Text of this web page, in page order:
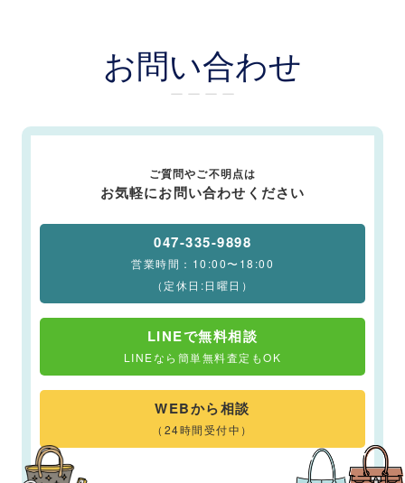
お問い合わせ
ー ー ー ー
ご質問やご不明点は
お気軽にお問い合わせください
047-335-9898
営業時間：10:00〜18:00
（定休日:日曜日）
LINEで無料相談
LINEなら簡単無料査定もOK
WEBから相談
（24時間受付中）